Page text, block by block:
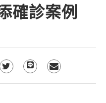
確診案例